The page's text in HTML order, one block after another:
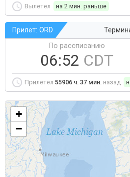
Вылетел на 2 мин. раньше
Прилет: ORD
По рассписанию
06:52 CDT
Прилетел 55906 ч. 37 мин. назад
+
−